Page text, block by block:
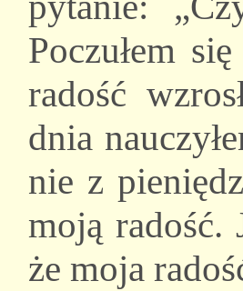
Poczułem
radość
dnia
nie z
moją radość.
że moja